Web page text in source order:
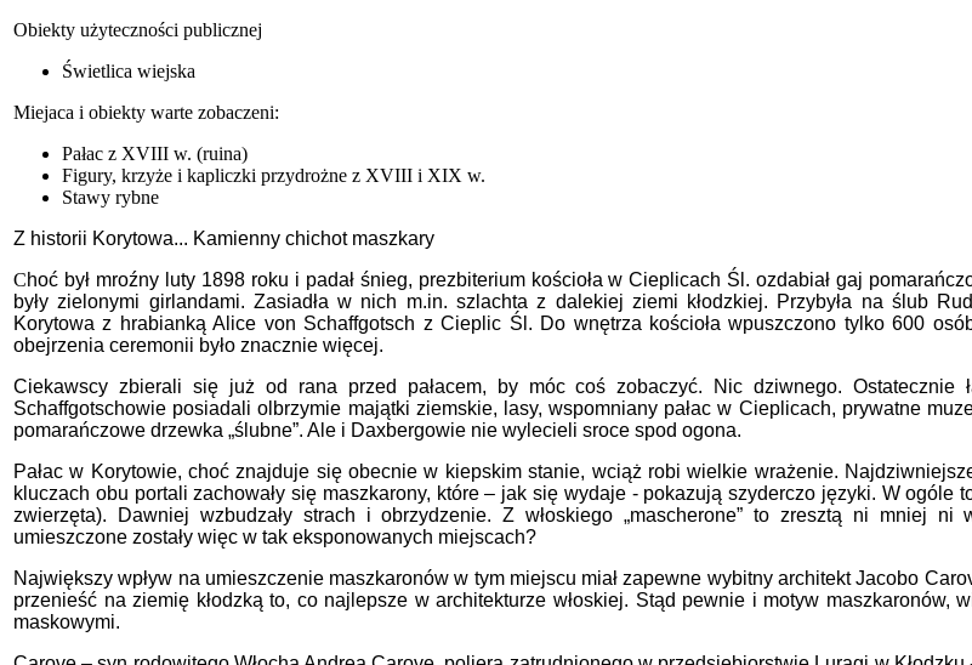
Obiekty użyteczności publicznej
Świetlica wiejska
Miejaca i obiekty warte zobaczeni:
Pałac z XVIII w. (ruina)
Figury, krzyże i kapliczki przydrożne z XVIII i XIX w.
Stawy rybne
Z historii Korytowa... Kamienny chichot maszkary
Choć był mroźny luty 1898 roku i padał śnieg, prezbiterium kościoła w Cieplicach Śl. ozdabiał gaj
były zielonymi girlandami. Zasiadła w nich m.in. szlachta z dalekiej ziemi kłodzkiej. Przybyła na ślub
Korytowa z hrabianką Alice von Schaffgotsch z Cieplic Śl. Do wnętrza kościoła wpuszczono tylko 600
obejrzenia ceremonii było znacznie więcej.
Ciekawscy zbierali się już od rana przed pałacem, by móc coś zobaczyć. Nic dziwnego. Ostatecznie
Schaffgotschowie posiadali olbrzymie majątki ziemskie, lasy, wspomniany pałac w Cieplicach, prywatne
pomarańczowe drzewka „ślubne”. Ale i Daxbergowie nie wylecieli sroce spod ogona.
Pałac w Korytowie, choć znajduje się obecnie w kiepskim stanie, wciąż robi wielkie wrażenie.
kluczach obu portali zachowały się maszkarony, które – jak się wydaje - pokazują szyderczo języki. W ogóle
zwierzęta). Dawniej wzbudzały strach i obrzydzenie. Z włoskiego „mascherone” to zresztą ni mniej ni
umieszczone zostały więc w tak eksponowanych miejscach?
Największy wpływ na umieszczenie maszkaronów w tym miejscu miał zapewne wybitny architekt Jacobo
przenieść na ziemię kłodzką to, co najlepsze w architekturze włoskiej. Stąd pewnie i motyw maszkaronów,
maskowymi.